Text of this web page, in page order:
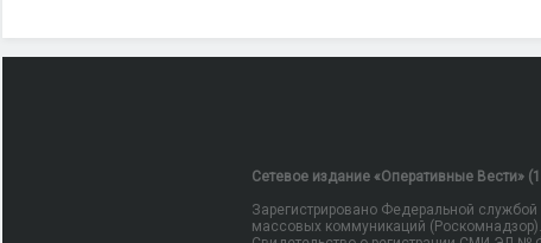
Сетевое издание «Оперативные Вести»
Зарегистрировано Федеральной
массовых коммуникаций (Роскомнадзор).